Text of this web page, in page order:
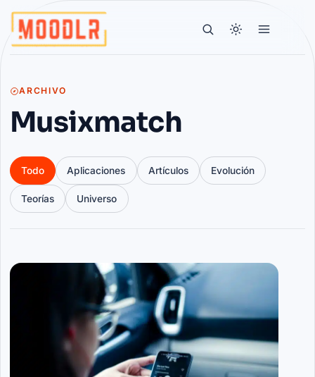
ARCHIVO
Musixmatch
Todo Aplicaciones Artículos Evolución
Teorías Universo
Artículos